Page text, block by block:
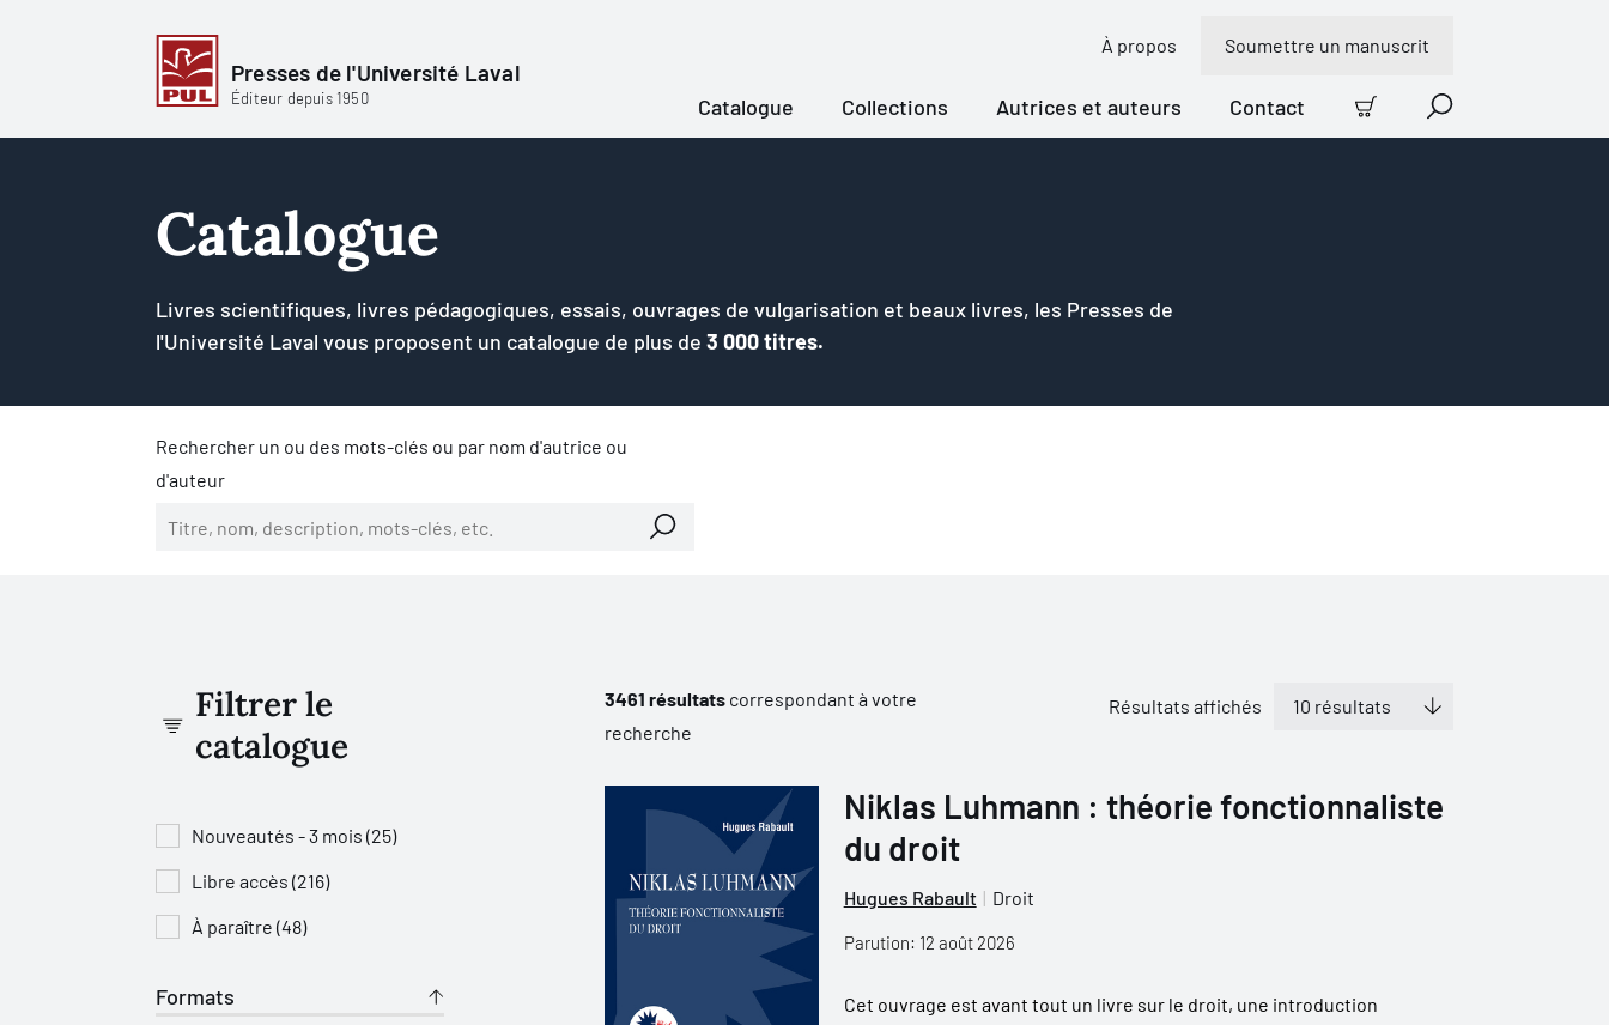
Presses de l'Université Laval
Éditeur depuis 1950
À propos Soumettre un manuscrit
Catalogue Collections Autrices et auteurs Contact
Panier Recherche
Catalogue
Livres scientifiques, livres pédagogiques, essais, ouvrages de vulgarisation et beaux livres, les Presses de
l'Université Laval vous proposent un catalogue de plus de 3 000 titres.
Rechercher un ou des mots-clés ou par nom d'autrice ou
d'auteur
Filtrer le
catalogue
Nouveautés - 3 mois (25)
Libre accès (216)
À paraître (48)
Formats
3461 résultatscorrespondant à votre
recherche
Résultats affichés
Niklas Luhmann : théorie fonctionnaliste
du droit
Hugues Rabault Droit
Parution: 12 août 2026
Cet ouvrage est avant tout un livre sur le droit, une introduction